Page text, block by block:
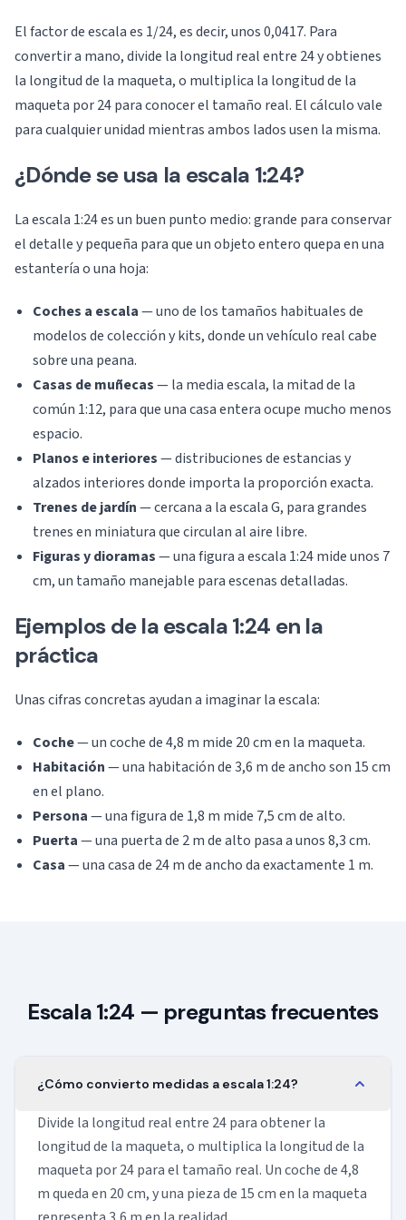
El factor de escala es 1/24, es decir, unos 0,0417. Para
convertir a mano, divide la longitud real entre 24 y obtienes
la longitud de la maqueta, o multiplica la longitud de la
maqueta por 24 para conocer el tamaño real. El cálculo vale
para cualquier unidad mientras ambos lados usen la misma.
¿Dónde se usa la escala 1:24?
La escala 1:24 es un buen punto medio: grande para conservar
el detalle y pequeña para que un objeto entero quepa en una
estantería o una hoja:
Coches a escala— uno de los tamaños habituales de
modelos de colección y kits, donde un vehículo real cabe
sobre una peana.
Casas de muñecas— la media escala, la mitad de la
común 1:12, para que una casa entera ocupe mucho menos
espacio.
Planos e interiores— distribuciones de estancias y
alzados interiores donde importa la proporción exacta.
Trenes de jardín— cercana a la escala G, para grandes
trenes en miniatura que circulan al aire libre.
Figuras y dioramas— una figura a escala 1:24 mide unos 7
cm, un tamaño manejable para escenas detalladas.
Ejemplos de la escala 1:24 en la
práctica
Unas cifras concretas ayudan a imaginar la escala:
Coche— un coche de 4,8 m mide 20 cm en la maqueta.
Habitación— una habitación de 3,6 m de ancho son 15 cm
en el plano.
Persona— una figura de 1,8 m mide 7,5 cm de alto.
Puerta— una puerta de 2 m de alto pasa a unos 8,3 cm.
Casa— una casa de 24 m de ancho da exactamente 1 m.
Escala 1:24 — preguntas frecuentes
¿Cómo convierto medidas a escala 1:24?
Divide la longitud real entre 24 para obtener la
longitud de la maqueta, o multiplica la longitud de la
maqueta por 24 para el tamaño real. Un coche de 4,8
m queda en 20 cm, y una pieza de 15 cm en la maqueta